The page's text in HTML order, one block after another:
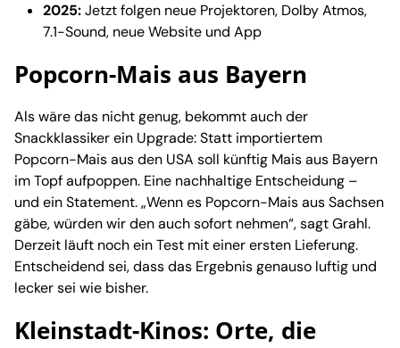
2025:Jetzt folgen neue Projektoren, Dolby Atmos,
7.1-Sound, neue Website und App
Popcorn-Mais aus Bayern
Als wäre das nicht genug, bekommt auch der
Snackklassiker ein Upgrade: Statt importiertem
Popcorn-Mais aus den USA soll künftig Mais aus Bayern
im Topf aufpoppen. Eine nachhaltige Entscheidung –
und ein Statement. „Wenn es Popcorn-Mais aus Sachsen
gäbe, würden wir den auch sofort nehmen“, sagt Grahl.
Derzeit läuft noch ein Test mit einer ersten Lieferung.
Entscheidend sei, dass das Ergebnis genauso luftig und
lecker sei wie bisher.
Kleinstadt-Kinos: Orte, die